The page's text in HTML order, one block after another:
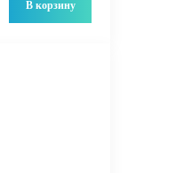
В корзину